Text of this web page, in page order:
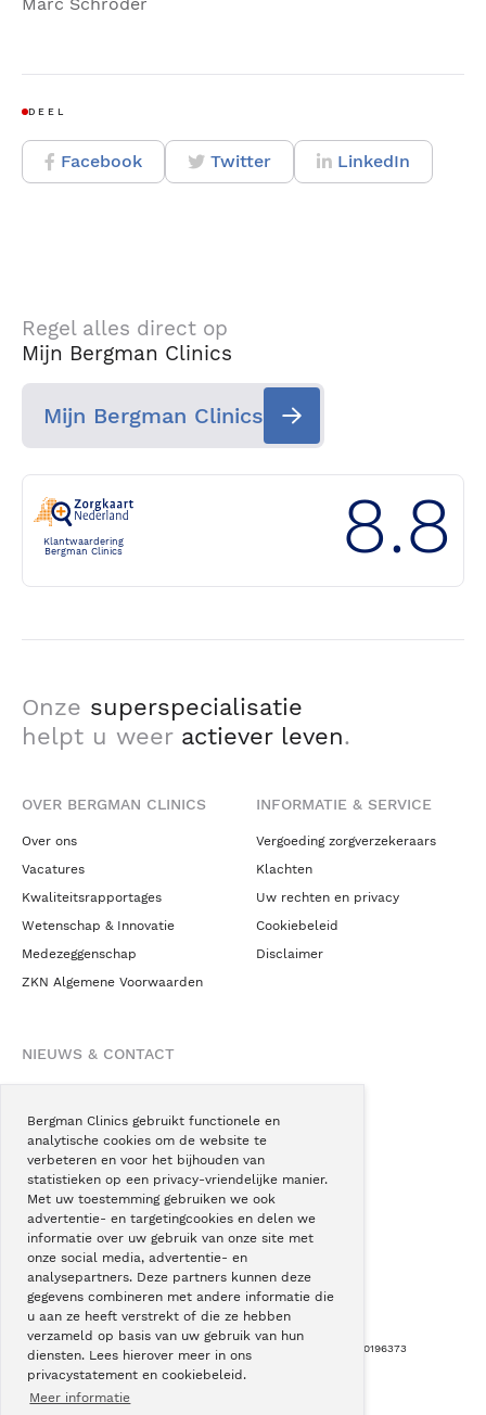
Bergman Clinics gebruikt functionele en
analytische cookies om de website te
verbeteren en voor het bijhouden van
statistieken op een privacy-vriendelijke manier.
Met uw toestemming gebruiken we ook
advertentie- en targetingcookies en delen we
informatie over uw gebruik van onze site met
onze social media, advertentie- en
analysepartners. Deze partners kunnen deze
gegevens combineren met andere informatie die
u aan ze heeft verstrekt of die ze hebben
verzameld op basis van uw gebruik van hun
diensten. Lees hierover meer in ons
privacystatement en cookiebeleid.
Meer informatie
DEEL
Facebook Twitter LinkedIn
Regel alles direct op
Mijn Bergman Clinics
Mijn Bergman Clinics
Klantwaardering
Bergman Clinics
8.8
Onze superspecialisatie
helpt u weer actiever leven.
OVER BERGMAN CLINICS
Over ons
Vacatures
Kwaliteitsrapportages
Wetenschap & Innovatie
Medezeggenschap
ZKN Algemene Voorwaarden
INFORMATIE & SERVICE
Vergoeding zorgverzekeraars
Klachten
Uw rechten en privacy
Cookiebeleid
Disclaimer
NIEUWS & CONTACT
Blogs
Podcast
Pressroom
Instagram
Facebook
LinkedIn
Copyright © Bergman Clinics 2026 KVK nummer: 30196373